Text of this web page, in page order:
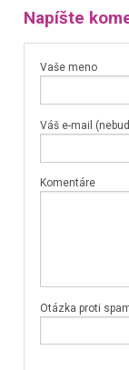
Napíšte
Vaše meno
Váš e-mail
Komentáre
Otázka proti